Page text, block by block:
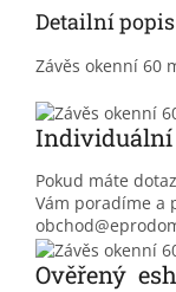
Detailní
Závěs okenní 60
Pokud máte
Vám poradíme a
Ověřený